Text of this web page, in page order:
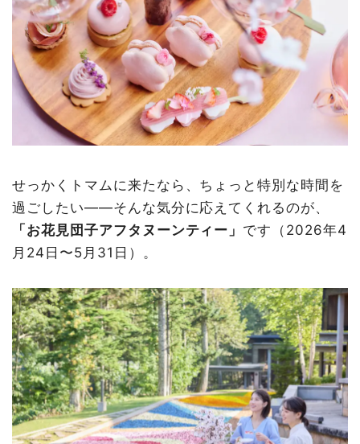
せっかくトマムに来たなら、ちょっと特別な時間を
過ごしたい——そんな気分に応えてくれるのが、
「お花見団子アフタヌーンティー」 です（2026年4
月24日〜5月31日）。